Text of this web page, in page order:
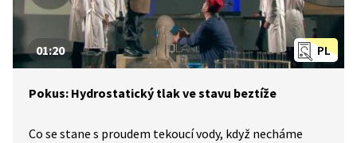
PL
01:20
Pokus: Hydrostatický tlak ve stavu beztíže
Co se stane s proudem tekoucí vody, když necháme